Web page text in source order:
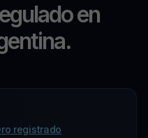
en
registrado